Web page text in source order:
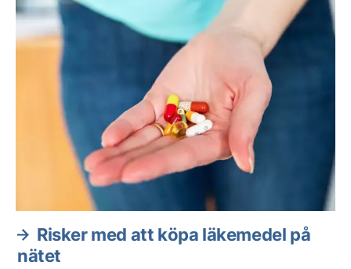
Aktuella artiklar
Risker med att köpa läkemedel på
nätet